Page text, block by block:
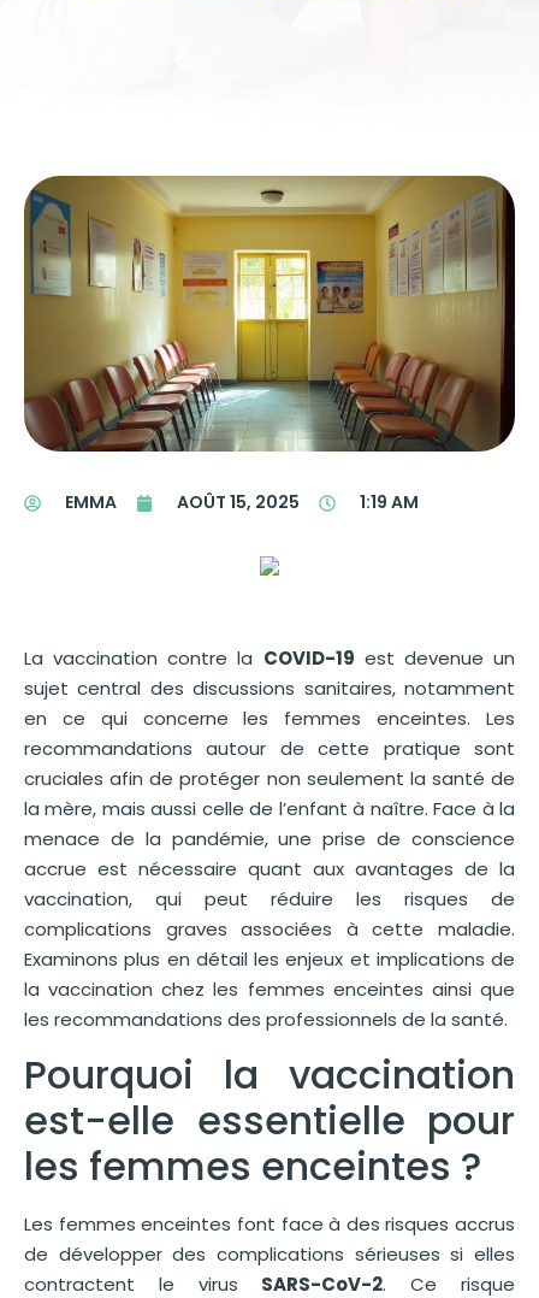
EMMA AOÛT 15, 2025 1:19 AM
La vaccination contre la COVID-19 est devenue un
sujet central des discussions sanitaires, notamment
en ce qui concerne les femmes enceintes. Les
recommandations autour de cette pratique sont
cruciales afin de protéger non seulement la santé de
la mère, mais aussi celle de l’enfant à naître. Face à la
menace de la pandémie, une prise de conscience
accrue est nécessaire quant aux avantages de la
vaccination, qui peut réduire les risques de
complications graves associées à cette maladie.
Examinons plus en détail les enjeux et implications de
la vaccination chez les femmes enceintes ainsi que
les recommandations des professionnels de la santé.
Pourquoi la vaccination
est-elle essentielle pour
les femmes enceintes ?
Les femmes enceintes font face à des risques accrus
de développer des complications sérieuses si elles
contractent le virus SARS-CoV-2. Ce risque